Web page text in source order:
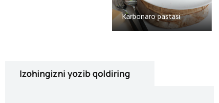
Karbonaro pastasi
Izohingizni yozib qoldiring